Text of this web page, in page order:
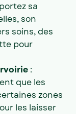
sa
son
soins, des
pour
:
que les
zones
les laisser